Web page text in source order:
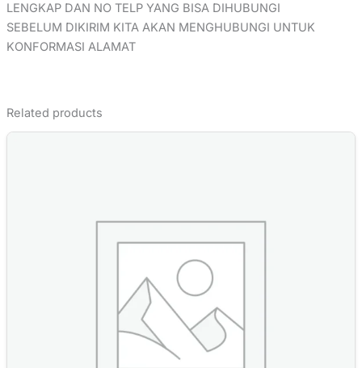
LENGKAP DAN NO TELP YANG BISA DIHUBUNGI
SEBELUM DIKIRIM KITA AKAN MENGHUBUNGI UNTUK
KONFORMASI ALAMAT
Related products